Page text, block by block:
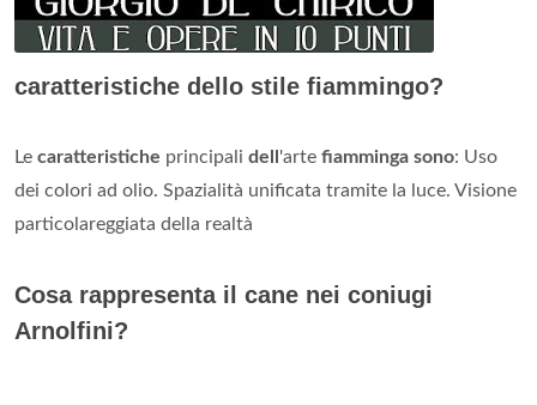
caratteristiche dello stile fiammingo?
Le caratteristiche principali dell 'arte fiamminga sono: Uso
dei colori ad olio. Spazialità unificata tramite la luce. Visione
particolareggiata della realtà
Cosa rappresenta il cane nei coniugi
Arnolfini?